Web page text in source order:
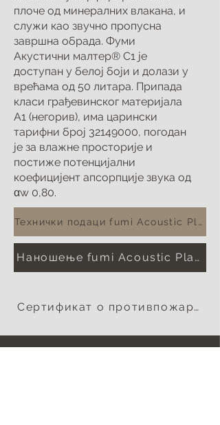
плоче од минералних влакана, и
служи као звучно пропусна
завршна обрада. Фуми
Акустични малтер® С1 је
доступан у белој боји и долази у
врећама од 50 литара. Припада
класи грађевинског материјала
А1 (негорив), има царински
тарифни број 32149000, погодан
је за влажне просторије и
постиже потенцијални
коефицијент апсорпције звука од
αw 0,80.
Технички подаци fumi Acoustic
Наношење fumi Acoustic
Сертификат о противпожарној